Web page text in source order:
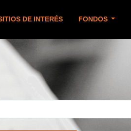
DE INTERÉS FONDOS